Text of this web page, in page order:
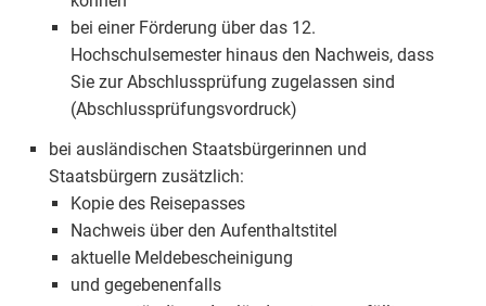
bei einer Förderung über das 12.
Hochschulsemester hinaus den Nachweis, dass
Sie zur Abschlussprüfung zugelassen sind
(Abschlussprüfungsvordruck)
bei ausländischen Staatsbürgerinnen und
Staatsbürgern zusätzlich:
Kopie des Reisepasses
Nachweis über den Aufenthaltstitel
aktuelle Meldebescheinigung
und gegebenenfalls